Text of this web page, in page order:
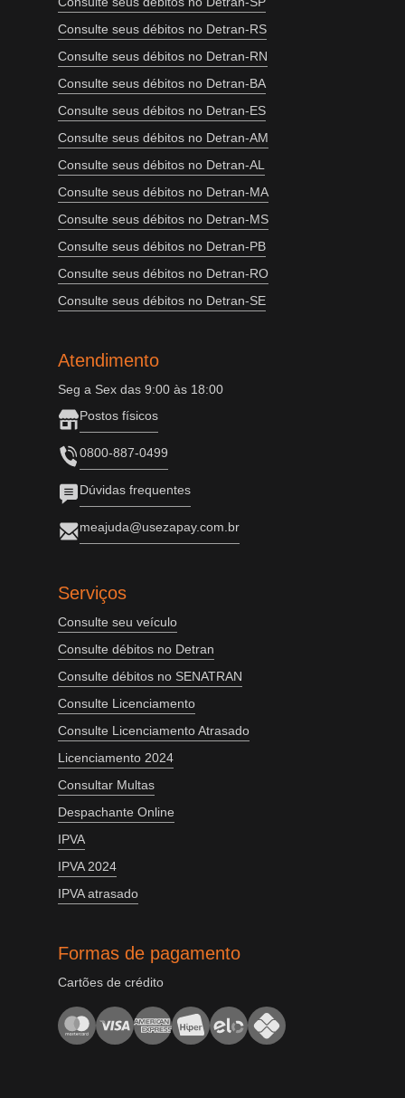
Consulte seus débitos no Detran-RS
Consulte seus débitos no Detran-RN
Consulte seus débitos no Detran-BA
Consulte seus débitos no Detran-ES
Consulte seus débitos no Detran-AM
Consulte seus débitos no Detran-AL
Consulte seus débitos no Detran-MA
Consulte seus débitos no Detran-MS
Consulte seus débitos no Detran-PB
Consulte seus débitos no Detran-RO
Consulte seus débitos no Detran-SE
Atendimento
Seg a Sex das 9:00 às 18:00
Postos físicos
0800-887-0499
Dúvidas frequentes
meajuda@usezapay.com.br
Serviços
Consulte seu veículo
Consulte débitos no Detran
Consulte débitos no SENATRAN
Consulte Licenciamento
Consulte Licenciamento Atrasado
Licenciamento 2024
Consultar Multas
Despachante Online
IPVA
IPVA 2024
IPVA atrasado
Formas de pagamento
Cartões de crédito